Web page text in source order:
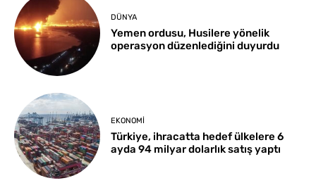
DÜNYA
Yemen ordusu, Husilere yönelik
operasyon düzenlediğini duyurdu
EKONOMI
Türkiye, ihracatta hedef ülkelere 6
ayda 94 milyar dolarlık satış yaptı